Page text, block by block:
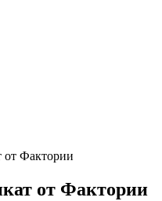
от Фактории
от Фактории